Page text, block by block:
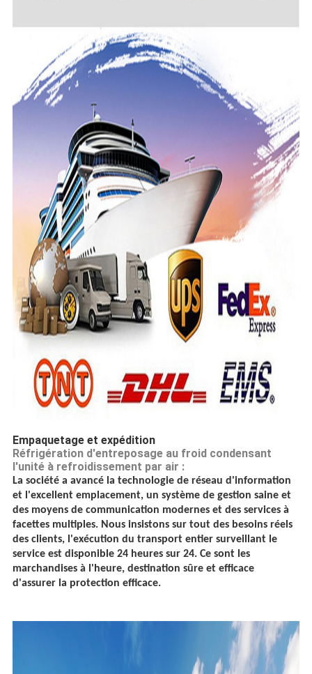
Empaquetage et expédition
Réfrigération d'entreposage au froid condensant
l'unité à refroidissement par air :
La société a avancé la technologie de réseau d'information
et l'excellent emplacement, un système de gestion saine et
des moyens de communication modernes et des services à
facettes multiples. Nous insistons sur tout des besoins réels
des clients, l'exécution du transport entier surveillant le
service est disponible 24 heures sur 24. Ce sont les
marchandises à l'heure, destination sûre et efficace
d'assurer la protection efficace.